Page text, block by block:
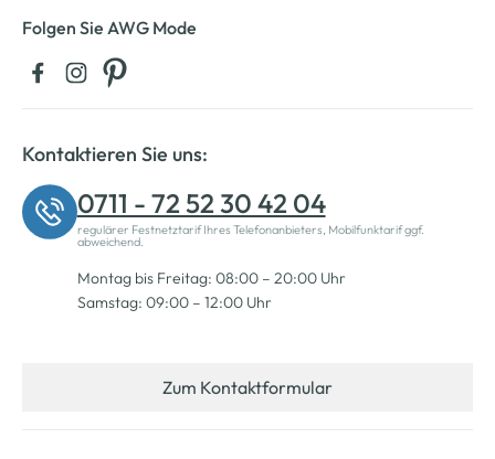
Folgen Sie AWG Mode
Kontaktieren Sie uns:
0711 - 72 52 30 42 04
regulärer Festnetztarif Ihres Telefonanbieters, Mobilfunktarif ggf.
abweichend.
Montag bis Freitag: 08:00 – 20:00 Uhr
Samstag: 09:00 – 12:00 Uhr
Zum Kontaktformular